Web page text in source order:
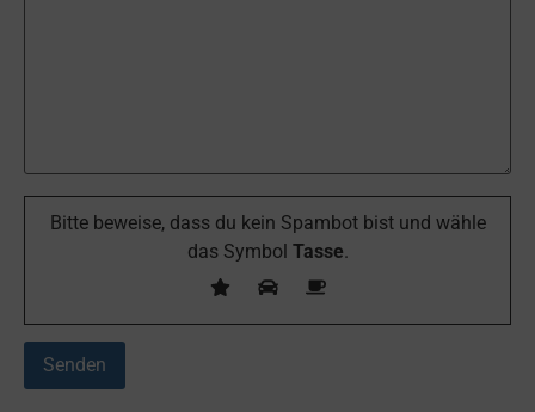
Bitte beweise, dass du kein Spambot bist und wähle
das Symbol Tasse.